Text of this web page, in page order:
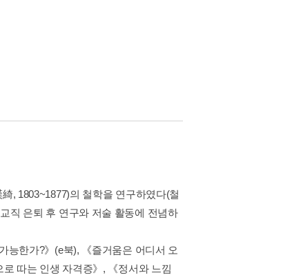
, 1803~1877)의 철학을 연구하였다(철
직 은퇴 후 연구와 저술 활동에 전념하
능한가?》(e북), 《즐거움은 어디서 오
따는 인생 자격증》, 《정서와 느낌